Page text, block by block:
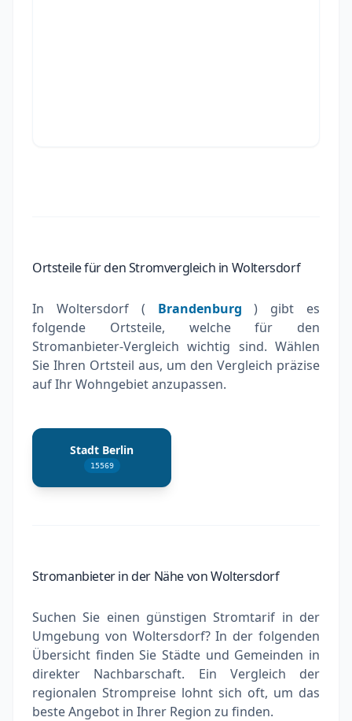
Ortsteile für den Stromvergleich in Woltersdorf
In Woltersdorf ( Brandenburg ) gibt es
folgende Ortsteile, welche für den
Stromanbieter-Vergleich wichtig sind. Wählen
Sie Ihren Ortsteil aus, um den Vergleich präzise
auf Ihr Wohngebiet anzupassen.
Stadt Berlin
15569
Stromanbieter in der Nähe von Woltersdorf
Suchen Sie einen günstigen Stromtarif in der
Umgebung von Woltersdorf? In der folgenden
Übersicht finden Sie Städte und Gemeinden in
direkter Nachbarschaft. Ein Vergleich der
regionalen Strompreise lohnt sich oft, um das
beste Angebot in Ihrer Region zu finden.